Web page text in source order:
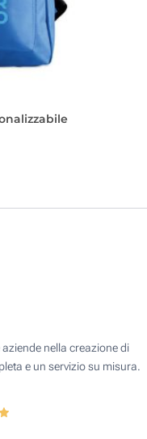
nella creazione di
e un servizio su misura.